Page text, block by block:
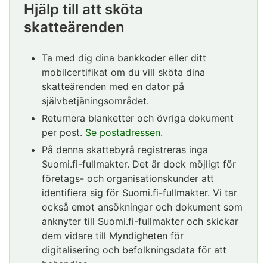
Hjälp till att sköta
skatteärenden
Ta med dig dina bankkoder eller ditt
mobilcertifikat om du vill sköta dina
skatteärenden med en dator på
självbetjäningsområdet.
Returnera blanketter och övriga dokument
per post. Se postadressen.
På denna skattebyrå registreras inga
Suomi.fi-fullmakter. Det är dock möjligt för
företags- och organisationskunder att
identifiera sig för Suomi.fi-fullmakter. Vi tar
också emot ansökningar och dokument som
anknyter till Suomi.fi-fullmakter och skickar
dem vidare till Myndigheten för
digitalisering och befolkningsdata för att